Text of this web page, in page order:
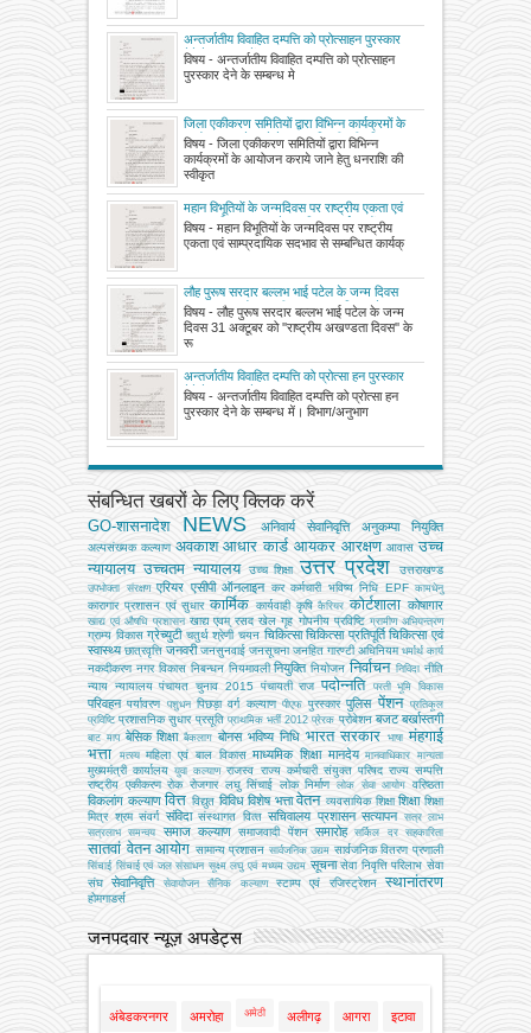
अन्तर्जातीय विवाहित दम्पत्ति को प्रोत्साहन पुरस्कार
देने के सम्बन्ध में
विषय - अन्तर्जातीय विवाहित दम्पत्ति को प्रोत्साहन
पुरस्कार देने के सम्बन्ध मे
जिला एकीकरण समितियों द्वारा विभिन्न कार्यक्रमों के
आयोजन कराये जाने हेतु धनराशि की स्वीकृति
विषय - जिला एकीकरण समितियों द्वारा विभिन्न
कार्यक्रमों के आयोजन कराये जाने हेतु धनराशि की
स्वीकृत
महान विभूतियों के जन्मदिवस पर राष्ट्रीय एकता एवं
साम्प्रदायिक सदभाव से सम्बन्धित कार्यक्रमों का
आयोजन कराये जाने के सम्बन्ध में।
विषय - महान विभूतियों के जन्मदिवस पर राष्ट्रीय
एकता एवं साम्प्रदायिक सदभाव से सम्बन्धित कार्यक्
लौह पुरूष सरदार बल्लभ भाई पटेल के जन्म दिवस
31 अक्टूबर को ''राष्ट्रीय अखण्डता दिवस'' के रूप
में मनाया जाना।
विषय - लौह पुरूष सरदार बल्लभ भाई पटेल के जन्म
दिवस 31 अक्टूबर को ''राष्ट्रीय अखण्डता दिवस'' के
रू
अन्तर्जातीय विवाहित दम्पत्ति को प्रोत्सा हन पुरस्कार
देने के सम्ब‍न्ध मे
विषय - अन्तर्जातीय विवाहित दम्पत्ति को प्रोत्सा हन
पुरस्कार देने के सम्ब‍न्ध में। विभाग/अनुभाग
संबन्धित खबरों के लिए क्लिक करें
GO-शासनादेश NEWS अनिवार्य सेवानिवृत्ति अनुकम्पा नियुक्ति
अल्‍पसंख्‍यक कल्‍याण अवकाश आधार कार्ड आयकर आरक्षण आवास उच्च
न्यायालय उच्चतम न्यायालय उच्‍च शिक्षा उत्तर प्रदेश उत्तराखण्ड
उपभोक्‍ता संरक्षण एरियर एसीपी ऑनलाइन कर कर्मचारी भविष्य निधि EPF कामधेनु
कारागार प्रशासन एवं सुधार कार्मिक कार्यवाही कृषि कैरियर कोर्टशाला कोषागार
खाद्य एवं औषधि प्रशासन खाद्य एवम् रसद खेल गृह गोपनीय प्रविष्टि ग्रामीण अभियन्‍त्रण
ग्राम्य विकास ग्रेच्युटी चतुर्थ श्रेणी चयन चिकित्सा चिकित्सा प्रतिपूर्ति चिकित्‍सा एवं
स्वास्थ्य छात्रवृत्ति जनवरी जनसुनवाई जनसूचना जनहित गारण्टी अधिनियम धर्मार्थ कार्य
नकदीकरण नगर विकास निबन्‍धन नियमावली नियुक्ति नियोजन निर्वाचन निविदा नीति
न्याय न्यायालय पंचायत चुनाव 2015 पंचायती राज पदोन्नति परती भूमि विकास
परिवहन पर्यावरण पशुधन पिछड़ा वर्ग कल्‍याण पीएफ पुरस्कार पुलिस पेंशन
प्रतिकूल
प्रविष्टि प्रशासनिक सुधार प्रसूति प्राथमिक भर्ती 2012 प्रेरक प्रोबेशन बजट बर्खास्तगी
बाट माप बेसिक शिक्षा बैकलाग बोनस भविष्य निधि भारत सरकार भाषा मंहगाई
भत्ता
मत्‍स्‍य महिला एवं बाल विकास माध्यमिक शिक्षा मानदेय मानवाधिकार मान्यता
मुख्‍यमंत्री कार्यालय युवा कल्याण राजस्व राज्य कर्मचारी संयुक्त परिषद राज्य सम्पत्ति
राष्ट्रीय एकीकरण रोक रोजगार लघु सिंचाई लोक निर्माण लोक सेवा आयोग वरिष्ठता
विकलांग कल्याण वित्त विद्युत विविध विशेष भत्ता वेतन व्‍यवसायिक शिक्षा शिक्षा शिक्षा
मित्र श्रम संवर्ग संविदा संस्‍थागत वित्‍त सचिवालय प्रशासन सत्यापन सत्र लाभ
सत्रलाभ
समन्वय समाज कल्याण समाजवादी पेंशन समारोह सर्किल दर सहकारिता
सातवां वेतन आयोग सामान्य प्रशासन सार्वजनिक उद्यम सार्वजनिक वितरण प्रणाली
सिंचाई सिंचाई एवं जल संसाधन सूक्ष्म लघु एवं मध्यम उद्यम सूचना सेवा निवृत्ति परिलाभ सेवा
संघ
सेवानिवृत्ति सेवायोजन सैनिक कल्‍याण स्टाम्प एवं रजिस्ट्रेशन स्थानांतरण
होमगाडर्स
जनपदवार न्यूज़ अपडेट्स
अंबेडकरनगर अमरोहा अमेठी अलीगढ़ आगरा इटावा